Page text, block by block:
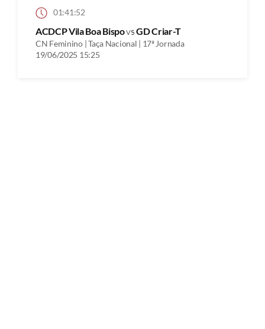
01:41:52
ACDCP Vila Boa BispovsGD Criar-T
CN Feminino | Taça Nacional | 17ª Jornada
19/06/2025 15:25